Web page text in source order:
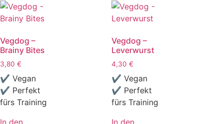
Vegdog –
Brainy Bites
3,80 €
✔ Vegan
✔ Perfekt
fürs Training
In den
Vegdog –
Leverwurst
4,30 €
✔ Vegan
✔ Perfekt
fürs Training
In den